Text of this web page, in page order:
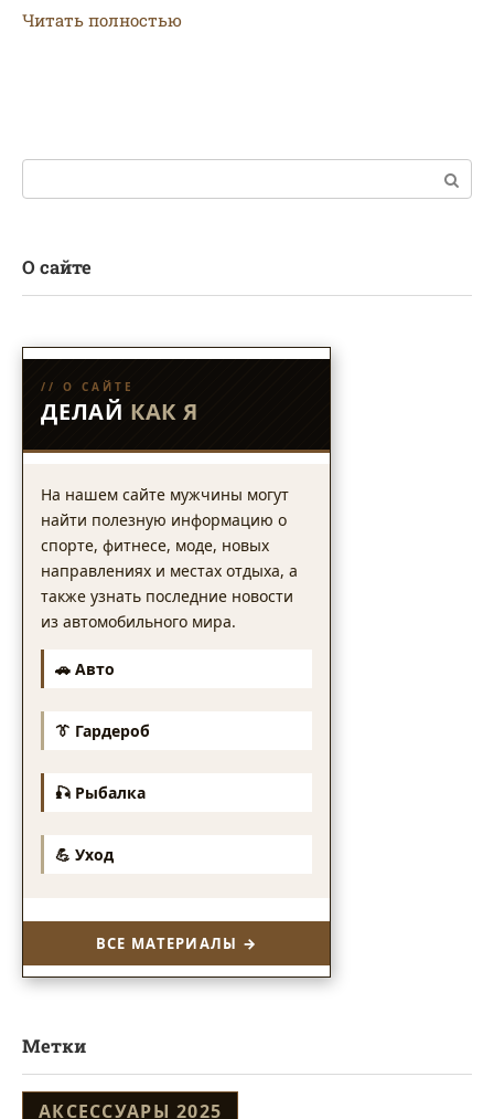
Читать полностью
Поиск:
О сайте
// О САЙТЕ
ДЕЛАЙ КАК Я
На нашем сайте мужчины могут
найти полезную информацию о
спорте, фитнесе, моде, новых
направлениях и местах отдыха, а
также узнать последние новости
из автомобильного мира.
🚗 Авто
👔 Гардероб
🎣 Рыбалка
💪 Уход
ВСЕ МАТЕРИАЛЫ →
Метки
АКСЕССУАРЫ 2025